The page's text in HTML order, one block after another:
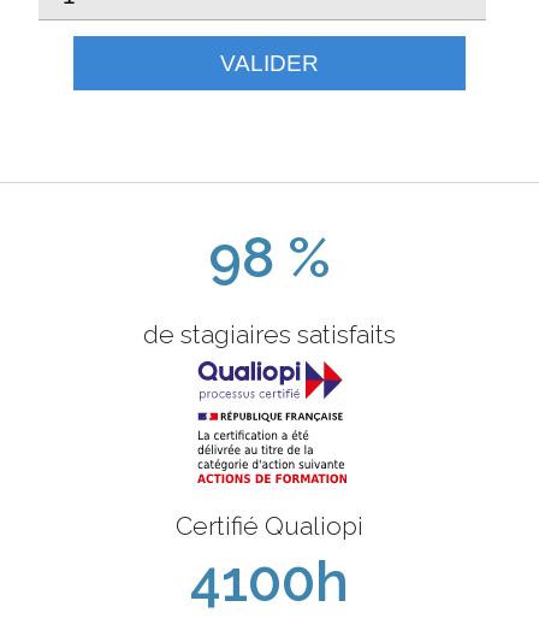
VALIDER
98 %
de stagiaires satisfaits
Certifié Qualiopi
4100h